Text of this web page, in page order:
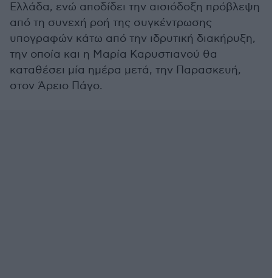
Ελλάδα, ενώ αποδίδει την αισιόδοξη πρόβλεψη
από τη συνεχή ροή της συγκέντρωσης
υπογραφών κάτω από την ιδρυτική διακήρυξη,
την οποία και η Μαρία Καρυστιανού θα
καταθέσει μία ημέρα μετά, την Παρασκευή,
στον Άρειο Πάγο.